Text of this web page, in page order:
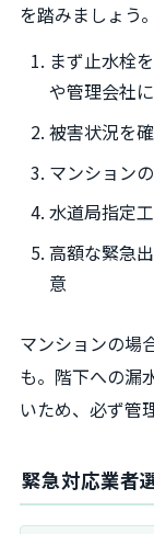
を踏みましょう。
まず止水栓
や管理会社に
被害状況を
マンション
水道局指定
高額な緊急
意
マンションの場
も。階下への漏
いため、必ず管
緊急対応業者